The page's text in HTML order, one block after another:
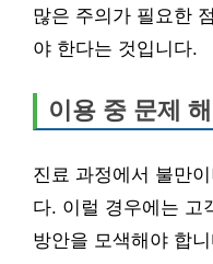
많은 주의가 필요한
야 한다는 것입니다.
이용 중 문제
진료 과정에서 불만
다. 이럴 경우에는 고
방안을 모색해야 합